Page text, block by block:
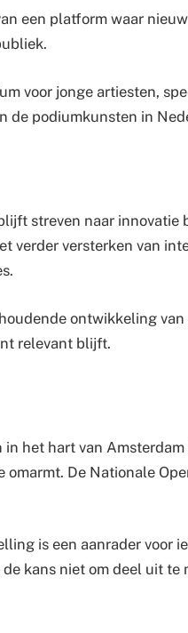
een platform waar
voor jonge artiesten,
de podiumkunsten in
streven naar innovatie
verder versterken van
ontwikkeling
relevant blijft.
het hart van
omarmt. De Nationale
is een aanrader voor
kans niet om deel uit te